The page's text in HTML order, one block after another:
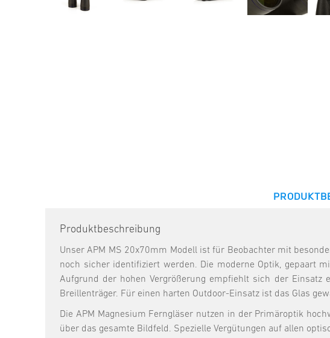
Produktbeschreibung
Unser APM MS 20x70mm Modell ist für Beobachter mit
noch sicher identifiziert werden. Die moderne Optik, gepaart
Aufgrund der hohen Vergrößerung empfiehlt sich der
Breillenträger. Für einen harten Outdoor-Einsatz ist das Glas
Die APM Magnesium Ferngläser nutzen in der Primäroptik
über das gesamte Bildfeld. Spezielle Vergütungen auf allen